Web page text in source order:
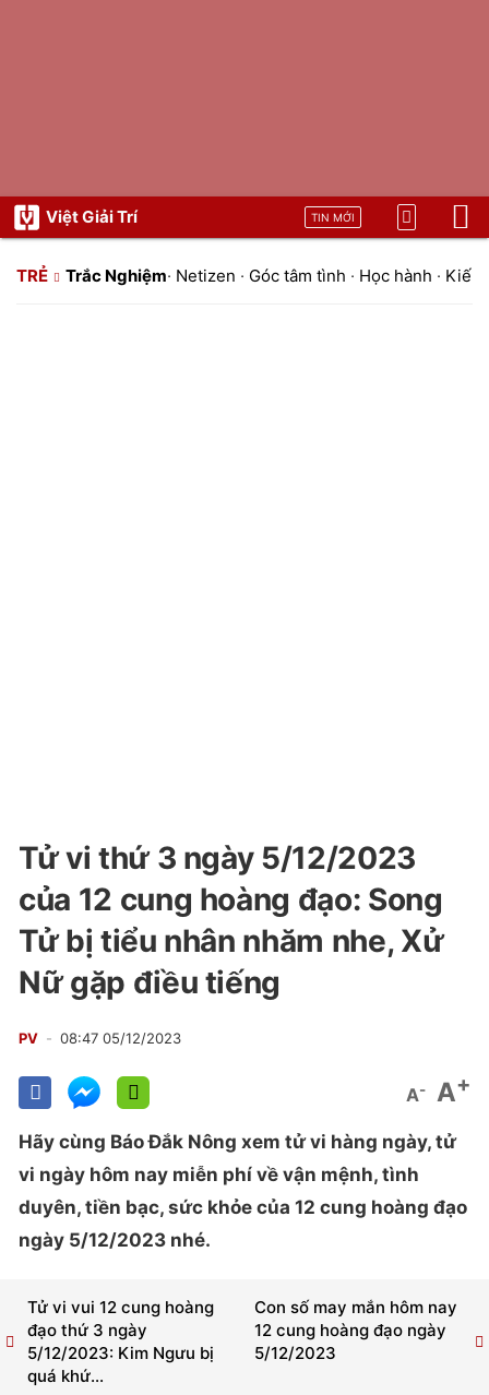
Việt Giải Trí TIN MỚI
TRẺ Trắc Nghiệm· Netizen · Góc tâm tình · Học hành · Kiến
Tử vi thứ 3 ngày 5/12/2023
của 12 cung hoàng đạo: Song
Tử bị tiểu nhân nhăm nhe, Xử
Nữ gặp điều tiếng
PV 08:47 05/12/2023
A- A+
Hãy cùng Báo Đắk Nông xem tử vi hàng ngày, tử
vi ngày hôm nay miễn phí về vận mệnh, tình
duyên, tiền bạc, sức khỏe của 12 cung hoàng đạo
ngày 5/12/2023 nhé.
Con số may mắn hôm nay
12 cung hoàng đạo ngày
5/12/2023
Tử vi vui 12 cung hoàng
đạo thứ 3 ngày
5/12/2023: Kim Ngưu bị
quá khứ...